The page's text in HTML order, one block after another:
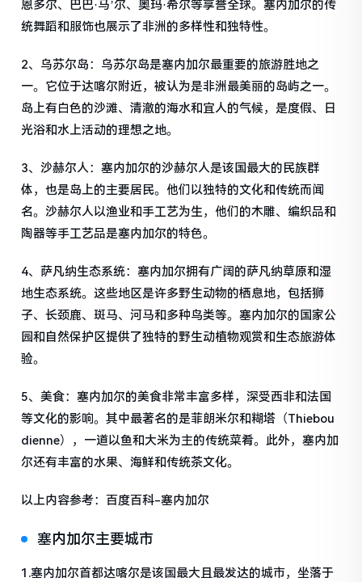
恩多尔、巴巴·马’尔、奥玛·希尔等享誉全球。塞内加尔的传
统舞蹈和服饰也展示了非洲的多样性和独特性。
2、乌苏尔岛：乌苏尔岛是塞内加尔最重要的旅游胜地之
一。它位于达喀尔附近，被认为是非洲最美丽的岛屿之一。
岛上有白色的沙滩、清澈的海水和宜人的气候，是度假、日
光浴和水上活动的理想之地。
3、沙赫尔人：塞内加尔的沙赫尔人是该国最大的民族群
体，也是岛上的主要居民。他们以独特的文化和传统而闻
名。沙赫尔人以渔业和手工艺为生，他们的木雕、编织品和
陶器等手工艺品是塞内加尔的特色。
4、萨凡纳生态系统：塞内加尔拥有广阔的萨凡纳草原和湿
地生态系统。这些地区是许多野生动物的栖息地，包括狮
子、长颈鹿、斑马、河马和多种鸟类等。塞内加尔的国家公
园和自然保护区提供了独特的野生动植物观赏和生态旅游体
验。
5、美食：塞内加尔的美食非常丰富多样，深受西非和法国
等文化的影响。其中最著名的是菲朗米尔和糊塔（Thiebou
dienne），一道以鱼和大米为主的传统菜肴。此外，塞内加
尔还有丰富的水果、海鲜和传统茶文化。
以上内容参考：百度百科-塞内加尔
塞内加尔主要城市
1.塞内加尔首都达喀尔是该国最大且最发达的城市，坐落于